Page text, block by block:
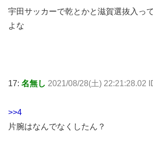
宇田サッカーで乾とかと滋賀選抜入っ
よな
17: 名無し 2021/08/28(土) 22:21:28.02
>>4
片腕はなんでなくしたん？